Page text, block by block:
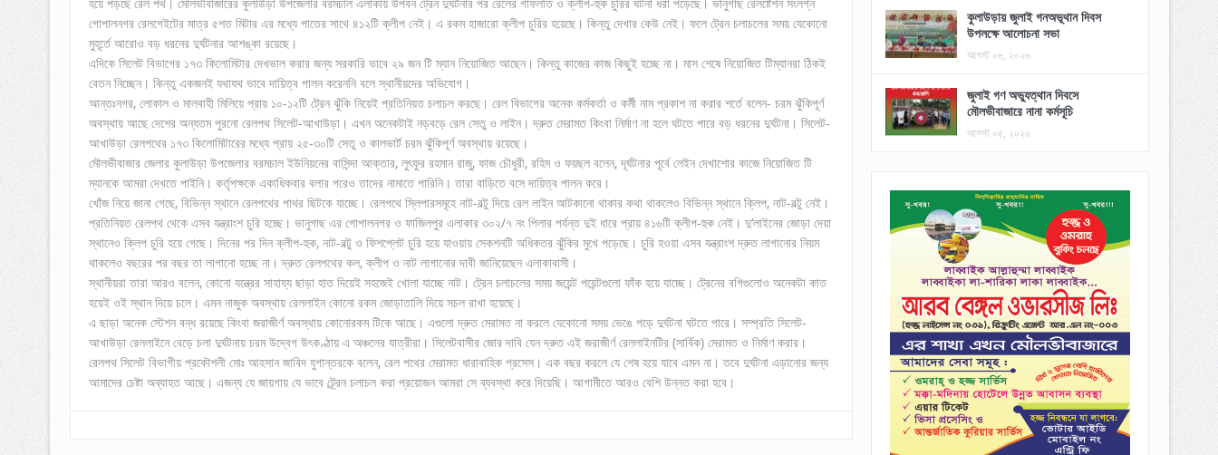
হয়ে পড়ছে রেল পথ। মৌলভীবাজারের কুলাউড়া উপজেলার বরমচাল এলাকায় উপবন ট্রেন দুঘর্টনার পর রেলের গাফলতি ও ক্লীপ-হুক চুরির ঘটনা ধরা পড়েছে। ভানুগাছ রেলষ্টেশন সংলগ্ন
গোপালনগর রেলগেইটের মাত্র ৫শত মিটার এর মধ্যে পাতের সাথে ৪১২টি ক্লীপ নেই। এ রকম হাজারো ক্লীপ চুরির হয়েছে। কিন্তু দেখার কেউ নেই। ফলে ট্রেন চলাচলের সময় যেকোনো
মুহূর্তে আরোও বড় ধরনের দুর্ঘটনার আশঙ্কা রয়েছে।
এদিকে সিলেট বিভাগের ১৭৩ কিলোমিটার দেখভাল করার জন্য সরকারি ভাবে ২৯ জন টি ম্যান নিয়োজিত আছেন। কিন্তু কাজের কাজ কিছুই হচ্ছে না। মাস শেষে নিয়োজিত টিম্যানরা ঠিকই
বেতন নিচ্ছেন। কিন্তু একজনই যথাযথ ভাবে দায়িত্ব পালন করেননি বলে স্থানীয়দের অভিযোগ।
আন্তঃনগর, লোকাল ও মালবাহী মিলিয়ে প্রায় ১০-১২টি ট্রেন ঝুঁকি নিয়েই প্রতিনিয়ত চলাচল করছে। রেল বিভাগের অনেক কর্মকর্তা ও কর্মী নাম প্রকাশ না করার শর্তে বলেন- চরম ঝুঁকিপূর্ণ
অবস্থায় আছে দেশের অন্যতম পুরনো রেলপথ সিলেট-আখাউড়া। এখন অনেকটাই নড়বড়ে রেল সেতু ও লাইন। দ্রুত মেরামত কিংবা নির্মাণ না হলে ঘটতে পারে বড় ধরনের দুর্ঘটনা। সিলেট-
আখাউড়া রেলপথের ১৭৩ কিলোমিটারের মধ্যে প্রায় ২৫-৩০টি সেতু ও কালভার্ট চরম ঝুঁকিপূর্ণ অবস্থায় রয়েছে।
মৌলভীবাজার জেলার কুলাউড়া উপজেলার বরমচাল ইউনিয়নের বাসিন্দা আক্তার, লুৎফুর রহমান রাজু, ফাজ চৌধুরী, রহিম ও ফয়ছল বলেন, দূর্ঘটনার পূর্বে লেইন দেখাশোর কাজে নিয়োজিত টি
ম্যানকে আমরা দেখতে পাইনি। কর্তৃপক্ষকে একাধিকবার বলার পরেও তাদের নামাতে পারিনি। তারা বাড়িতে বসে দায়িত্ব পালন করে।
খোঁজ নিয়ে জানা গেছে, বিভিন্ন স্থানে রেলপথের পাথর ছিটকে যাচ্ছে। রেলপথে স্লিপারসমূহে নাট-বল্টু দিয়ে রেল লাইন আটকানো থাকার কথা থাকলেও বিভিন্ন স্থানে ক্লিপ, নাট-বল্টু নেই।
প্রতিনিয়ত রেলপথ থেকে এসব যন্ত্রাংশ চুরি হচ্ছে। ভানুগাছ এর গোপালনগর ও ফাজিলপুর এলাকার ৩০২/৭ নং পিলার পর্যন্ত দুই ধারে প্রায় ৪১৬টি ক্লীপ-হুক নেই। দু’লাইনের জোড়া দেয়া
স্থানেও ক্লিপ চুরি হয়ে গেছে। দিনের পর দিন ক্লীপ-হুক, নাট-বল্টু ও ফিশপ্লেট চুরি হয়ে যাওয়ায় সেকশনটি অধিকতর ঝুঁকির মুখে পড়েছে। চুরি হওয়া এসব যন্ত্রাংশ দ্রুত লাগানোর নিয়ম
থাকলেও বছরের পর বছর তা লাগানো হচ্ছে না। দ্রুত রেলপথের কল, ক্লীপ ও নাট লাগানোর দাবী জানিয়েছেন এলাকাবাসী।
স্থানীয়রা তারা আরও বলেন, কোনো যন্ত্রের সাহায্য ছাড়া হাত দিয়েই সহজেই খোলা যাচ্ছে নাট। ট্রেন চলাচলের সময় জয়েন্ট পয়েন্টগুলো ফাঁক হয়ে যাচ্ছে। ট্রেনের বগিগুলোও অনেকটা কাত
হয়েই ওই স্থান দিয়ে চলে। এমন নাজুক অবস্থায় রেললাইন কোনো রকম জোড়াতালি দিয়ে সচল রাখা হয়েছে।
এ ছাড়া অনেক স্টেশন বন্ধ রয়েছে কিংবা জরাজীর্ণ অবস্থায় কোনোরকম টিকে আছে। এগুলো দ্রুত মেরামত না করলে যেকোনো সময় ভেঙে পড়ে দুর্ঘটনা ঘটতে পারে। সম্প্রতি সিলেট-
আখাউড়া রেললাইনে বেড়ে চলা দুর্ঘটনায় চরম উদ্বেগ উৎকণ্ঠায় এ অঞ্চলের যাত্রীরা। সিলেটবাসীর জোর দাবি যেন দ্রুত এই জরাজীর্ণ রেললাইনটির (সার্বিক) মেরামত ও নির্মাণ করার।
রেলপথ সিলেট বিভাগীয় প্রকৌশলী মোঃ আহসান জাবিদ যুগান্তরকে বলেন, রেল পথের মেরামত ধারাবাহিক প্রসেস। এক বছর করলে যে শেষ হয়ে যাবে এমন না। তবে দুর্ঘটনা এড়ানোর জন্য
আমাদের চেষ্টা অব্যাহত আছে। এজন্য যে জায়গায় যে ভাবে ট্র্রেন চলাচল করা প্রয়োজন আমরা সে ব্যবস্থা করে দিয়েছি। আগামীতে আরও বেশি উন্নত করা হবে।
কুলাউড়ায় জুলাই গনঅভূথান দিবস
উপলক্ষে আলোচনা সভা
আগস্ট ০৬, ২০২৬
জুলাই গণ অভ্যুত্থান দিবসে
মৌলভীবাজারে নানা কর্মসূচি
আগস্ট ০৫, ২০২৬